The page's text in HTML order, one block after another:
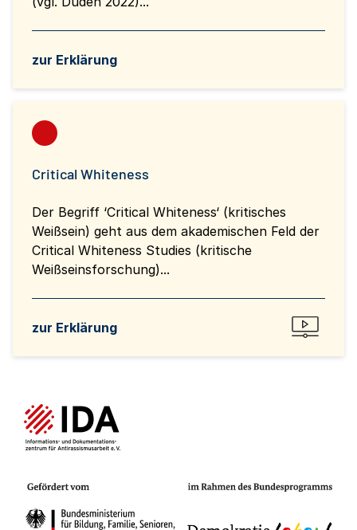
zur Erklärung
Critical Whiteness
Der Begriff ‘Critical Whiteness‘ (kritisches
Weißsein) geht aus dem akademischen Feld der
Critical Whiteness Studies (kritische
Weißseinsforschung)...
zur Erklärung